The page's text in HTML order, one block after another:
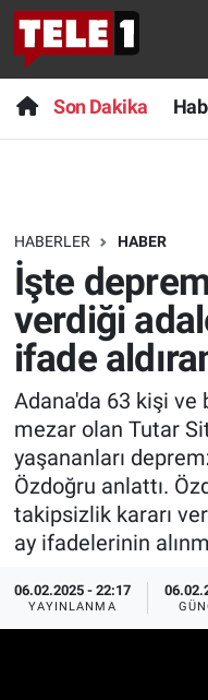
Son Dakika
HABERLER HABER
İşte
verdiği
ifade
Adana'da 63 kişi ve
mezar olan Tutar
yaşananları
Özdoğru anlattı.
takipsizlik kararı
ay ifadelerinin
06.02.2025 - 22:17
YAYINLANMA
Anında Manşet
Başka Sohbetler
Bilim turu
Bilim ve
Doğa Konuşuyor
Dünya
Ege Saati
Ege'den Esintiler
Eğitim
Son Dakika
Haber
Dünya
Teknoloji
Sağlık
Spor
Yayın Akışı
İletişim
Nöbetçi
Hava Durumu
Trafik Durumu
Süper Lig Puan
Tüm Manşetler
Son Dakika
Haber Arşivi